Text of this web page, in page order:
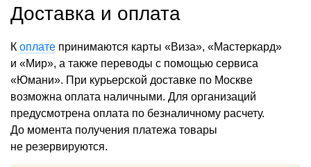
Доставка и оплата
К оплате принимаются карты «Виза», «Мастеркард»
и «Мир», а также переводы с помощью сервиса
«Юмани». При курьерской доставке по Москве
возможна оплата наличными. Для организаций
предусмотрена оплата по безналичному расчету.
До момента получения платежа товары
не резервируются.